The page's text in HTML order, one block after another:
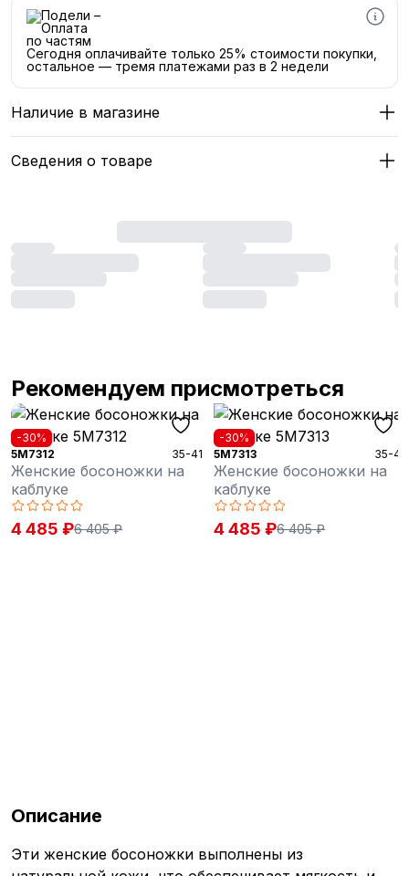
Сегодня оплачивайте только 25% стоимости покупки,
остальное — тремя платежами раз в 2 недели
Наличие в магазине
Сведения о товаре
Рекомендуем присмотреться
-30%
5M7312
35-41
Женские босоножки на
каблуке
4 485 ₽6 405 ₽
-30%
5M7313
35-41
Женские босоножки на
каблуке
4 485 ₽6 405 ₽
Описание
Эти женские босоножки выполнены из